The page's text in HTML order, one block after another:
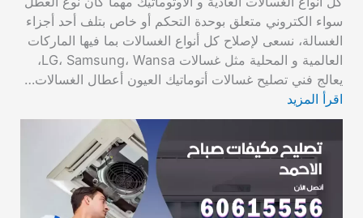
سواء الكتروني متعلق بوحدة التحكم أو خاص بتلف أحد أجزاء
الغسالة، نسعى لإصلاح كل أنواع الغسالات بما فيها الماركات
العالمية و المحلية مثل غسالات LG، Samsung، Wansa،
يعالج فني تصليح غسالات أتوماتيك العيون أعطال الغسالات…
اقرأ المزيد